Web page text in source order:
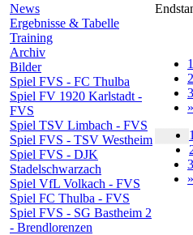
News
Ergebnisse & Tabelle
Training
Archiv
Bilder
Spiel FVS - FC Thulba
Spiel FV 1920 Karlstadt -
FVS
Spiel TSV Limbach - FVS
Spiel FVS - TSV Westheim
Spiel FVS - DJK
Stadelschwarzach
Spiel VfL Volkach - FVS
Spiel FC Thulba - FVS
Spiel FVS - SG Bastheim 2
- Brendlorenzen
1
2
3
»
1
3
»